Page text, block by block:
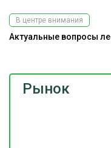
Рынок
В центре внимания
Актуальные вопросы